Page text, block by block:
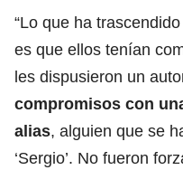
“Lo que ha
es que ellos tenían
les dispusieron un
compromisos con
alias, alguien que se
‘Sergio’. No fueron